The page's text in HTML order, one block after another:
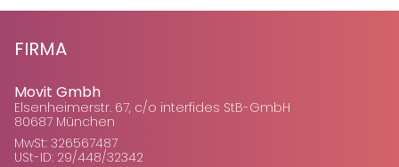
FIRMA
Movit Gmbh
Elsenheimerstr. 67, c/o interfides StB-GmbH
80687 München
MwSt: 326567487
USt-ID: 29/448/32342